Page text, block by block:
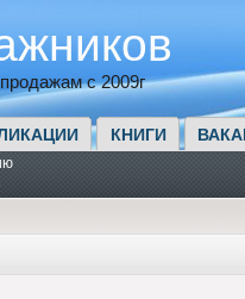
с 2009г
КНИГИ